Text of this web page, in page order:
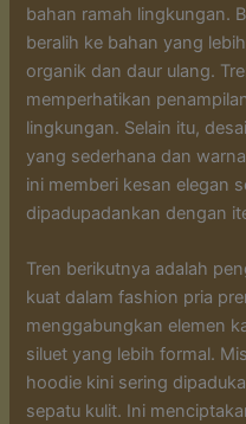
bahan ramah lingkungan.
beralih ke bahan yang
organik dan daur ulang.
memperhatikan
lingkungan. Selain itu,
yang sederhana dan
ini memberi kesan elegan
dipadupadankan dengan
Tren berikutnya adalah
kuat dalam fashion pria
menggabungkan elemen
siluet yang lebih formal.
hoodie kini sering
sepatu kulit. Ini